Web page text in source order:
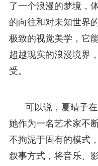
了一个浪漫的梦境，
的向往和对未知世界
极致的视觉美学，它
超越现实的浪漫境界
受。
可以说，夏晴子
她作为一名艺术家不
不拘泥于固有的模式
叙事方式，将音乐、